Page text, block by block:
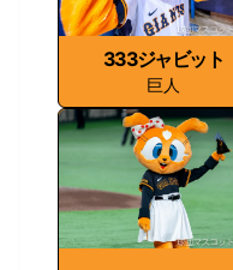
333ジャビット
巨人